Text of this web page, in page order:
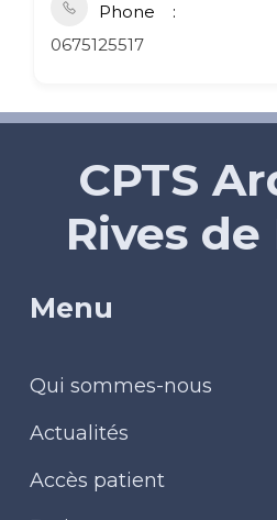
Phone
0675125517
CPTS
Rives
Menu
Qui sommes-nous
Actualités
Accès patient